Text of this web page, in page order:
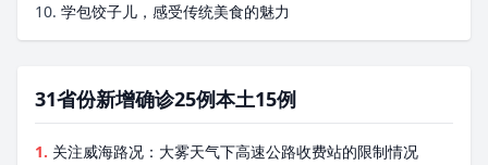
10. 学包饺子儿，感受传统美食的魅力
31省份新增确诊25例本土15例
1. 关注威海路况：大雾天气下高速公路收费站的限制情况